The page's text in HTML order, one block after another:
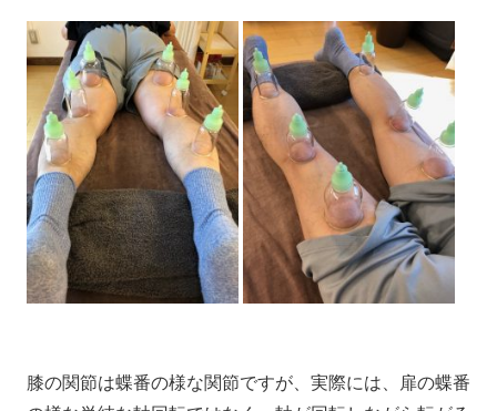
膝の関節は蝶番の様な関節ですが、実際には、扉の蝶番